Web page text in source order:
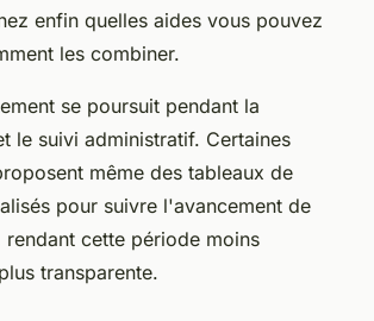
enfin quelles aides vous pouvez
les combiner.
se poursuit pendant la
le suivi administratif. Certaines
même des tableaux de
pour suivre l'avancement de
cette période moins
transparente.